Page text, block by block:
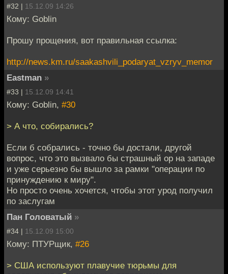
#32 | 15.12.09 14:26
Кому: Goblin
Прошу прощения, вот правильная ссылка:
http://news.km.ru/saakashvili_podaryat_vzryv_memor
Eastman »
#33 | 15.12.09 14:41
Кому: Goblin, #30
> А что, собирались?
Если б собрались - точно бы достали, другой
вопрос, что это вызвало бы страшный ор на западе
и уже серьезно бы вышло за рамки "операции по
принуждению к миру".
Но просто очень хочется, чтобы этот урод получил
по заслугам
Пан Головатый »
#34 | 15.12.09 15:00
Кому: ПТУРщик, #26
> США используют плавучие тюрьмы для